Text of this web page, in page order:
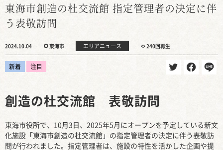
東海市創造の杜交流館 指定管理者の決定に伴
う表敬訪問
2024.10.04 東海市 エリアニュース 240回再生
新着 注目
創造の杜交流館 表敬訪問
東海市役所で、10月3日、2025年5月にオープンを予定している新文
化施設「東海市創造の杜交流館」の指定管理者の決定に伴う表敬訪
問が行われました。指定管理者は、施設の特性を活かした企画や提